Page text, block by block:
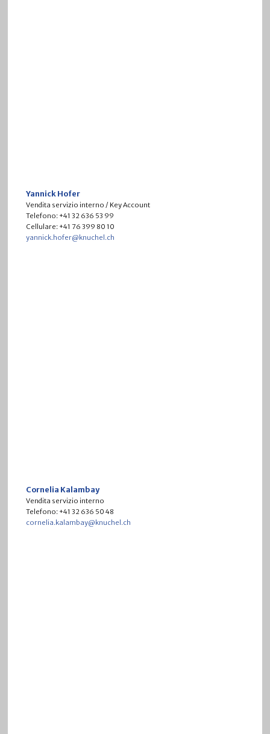
Yannick Hofer
Vendita servizio interno / Key Account
Telefono: +4132 636 53 99
Cellulare: +41 76 399 80 10
yannick.hofer@knuchel.ch
Cornelia Kalambay
Vendita servizio interno
Telefono: +41 32 636 50 48
cornelia.kalambay@knuchel.ch